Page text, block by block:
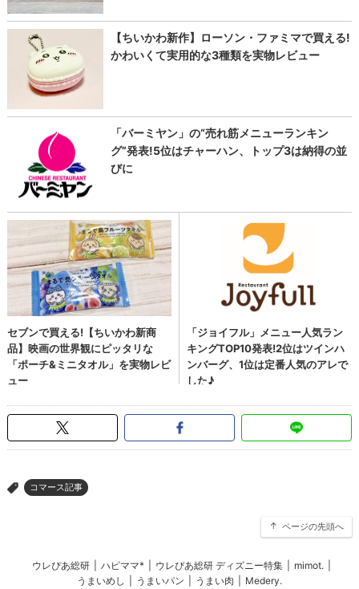
> コマース記事
ページの先頭へ
ウレぴあ総研 ハピママ* ウレぴあ総研 ディズニー特集 mimot.
うまいめし
うまいパン うまい肉 Medery.